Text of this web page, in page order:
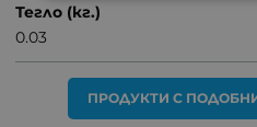
Тегло (кг.)
0.03
ПРОДУКТИ С